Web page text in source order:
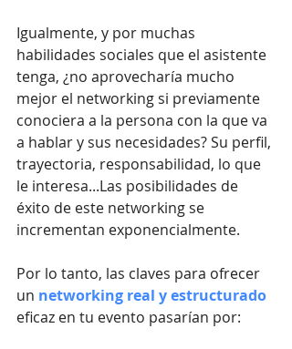
Igualmente, y por muchas
habilidades sociales que el asistente
tenga, ¿no aprovecharía mucho
mejor el networking si previamente
conociera a la persona con la que va
a hablar y sus necesidades? Su perfil,
trayectoria, responsabilidad, lo que
le interesa...Las posibilidades de
éxito de este networking se
incrementan exponencialmente.
Por lo tanto, las claves para ofrecer
un networking real y estructurado
eficaz en tu evento pasarían por: